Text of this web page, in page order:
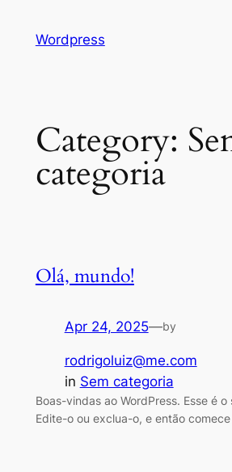
Wordpress
Category:
categoria
Olá, mundo!
Apr 24, 2025—by
rodrigoluiz@me.com
in Sem categoria
Boas-vindas ao WordPress. Esse é
Edite-o ou exclua-o, e então